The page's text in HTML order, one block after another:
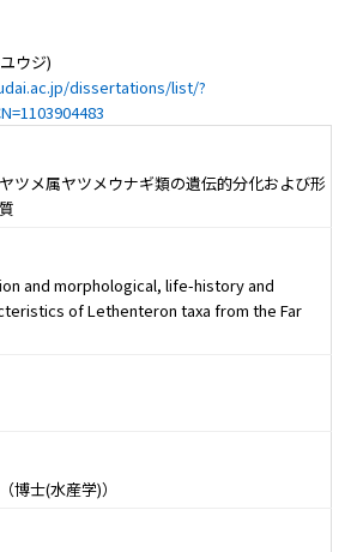
ウジ)
dissertations/list/?
ツメ属ヤツメウナギ類の遺伝的分化および形
and morphological, life-history and
of Lethenteron taxa from the Far
博士(水産学)）